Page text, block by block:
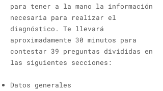
para tener a la mano la información
necesaria para realizar el
diagnóstico. Te llevará
aproximadamente 30 minutos para
contestar 39 preguntas divididas en
las siguientes secciones:
Datos generales